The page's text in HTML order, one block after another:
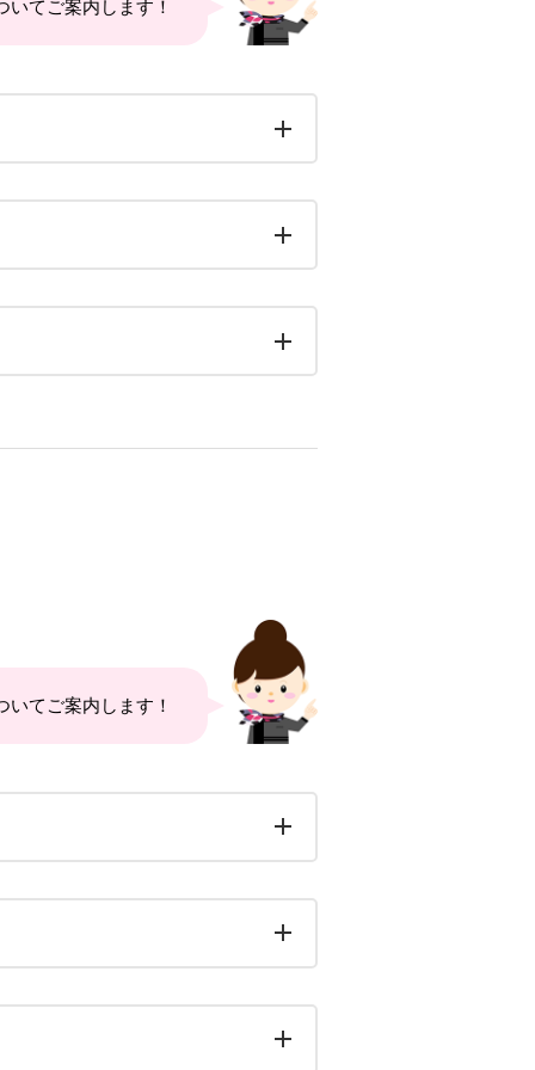
てご案内します！
てご案内します！